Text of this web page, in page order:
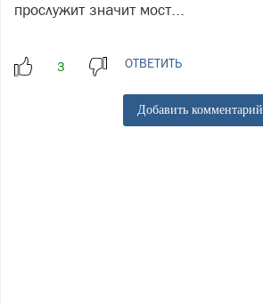
прослужит значит мост...
ОТВЕТИТЬ
Добавить комментарий